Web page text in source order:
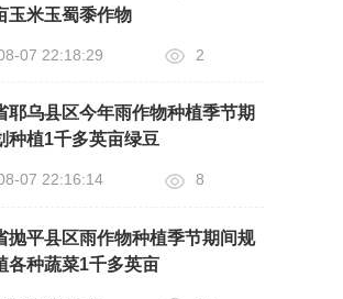
玉米玉蜀黍作物
07 22:18:29 2
耶乌县区今年雨作物种植季节期
种植1千多英亩绿豆
07 22:16:14 8
抛平县区雨作物种植季节期间规
各种蔬菜1千多英亩